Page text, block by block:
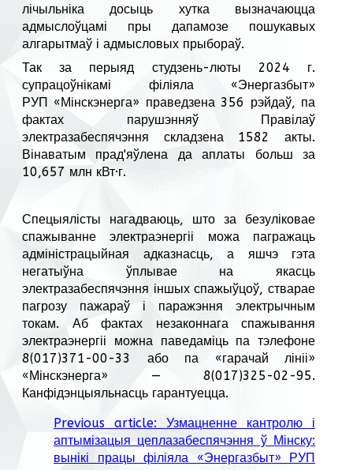
лічыльніка досыць хутка вызначаюцца
адмыслоўцамі пры дапамозе пошукавых
алгарытмаў і адмысловых прыбораў.
Так за перыяд студзень-люты 2024 г.
супрацоўнікамі філіяла «Энергазбыт»
РУП «Мінскэнерга» праведзена 356 рэйдаў, па
фактах парушэнняў Правілаў
электразабеспячэння складзена 1582 акты.
Вінаватым прад'яўлена да аплаты больш за
10,657 млн кВт·г.
Спецыялісты нагадваюць, што за безуліковае
спажыванне электраэнергіі можа пагражаць
адміністрацыйная адказнасць, а яшчэ гэта
негатыўна ўплывае на якасць
электразабеспячэння іншых спажыўцоў, стварае
пагрозу пажараў і паражэння электрычным
токам. Аб фактах незаконнага спажывання
электраэнергіі можна паведаміць па тэлефоне
8(017)371-00-33 або па «гарачай лініі»
«Мінскэнерга» — 8(017)325-02-95.
Канфідэнцыяльнасць гарантуецца.
Previous article: Узмацненне кантролю і
аптымізацыя цеплазабеспячэння ў Мінску:
вынікі працы філіяла «Энергазбыт» РУП